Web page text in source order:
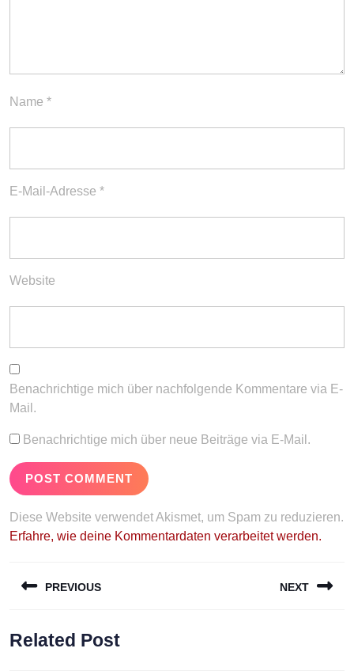
Name *
E-Mail-Adresse *
Website
Benachrichtige mich über nachfolgende Kommentare via E-
Mail.
Benachrichtige mich über neue Beiträge via E-Mail.
Diese Website verwendet Akismet, um Spam zu reduzieren.
Erfahre, wie deine Kommentardaten verarbeitet werden.
PREVIOUS
post:
NEXT
Related Post